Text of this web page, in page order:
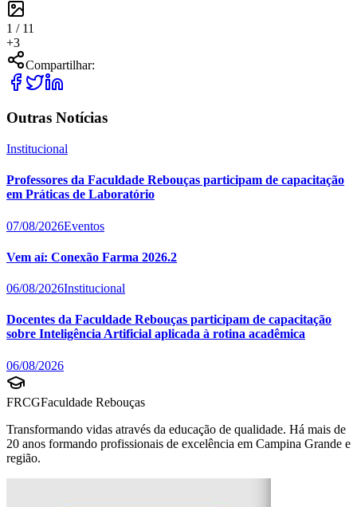
1 / 11
+3
Compartilhar:
Outras Notícias
Institucional
Professores da Faculdade Rebouças participam de capacitação
em Práticas de Laboratório
07/08/2026Eventos
Vem aí: Conexão Farma 2026.2
06/08/2026Institucional
Docentes da Faculdade Rebouças participam de capacitação
sobre Inteligência Artificial aplicada à rotina acadêmica
06/08/2026
FRCGFaculdade Rebouças
Transformando vidas através da educação de qualidade. Há mais de
20 anos formando profissionais de excelência em Campina Grande e
região.